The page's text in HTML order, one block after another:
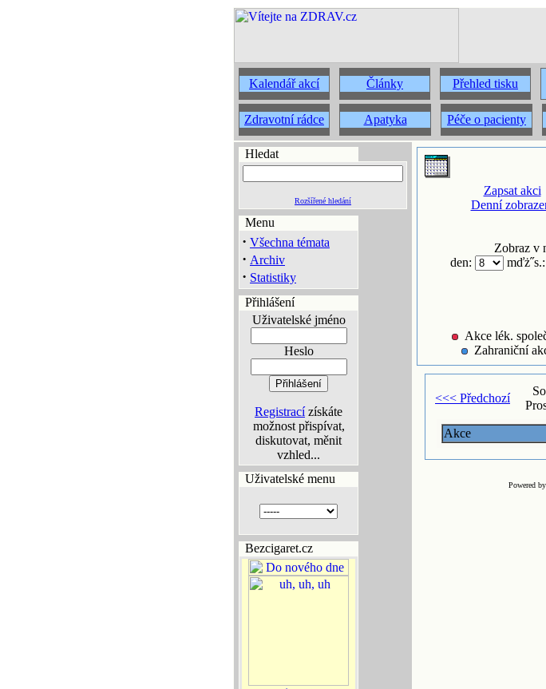
Kalendář akcí Články Přehled tisku
Zdravotní rádce Apatyka Péče o pacienty
Hledat
Rozšířené hledání
Menu
· Všechna témata
· Archiv
· Statistiky
Přihlášení
Uživatelské jméno
Heslo
Registracízískáte
možnost přispívat,
diskutovat, měnit
vzhled...
Uživatelské menu
Bezcigaret.cz
Zapsat akci
Denní
Zobraz v
den:
mďż˝s.:
Akce lék.
Zahraniční
<<< Předchozí
Akce
Powered